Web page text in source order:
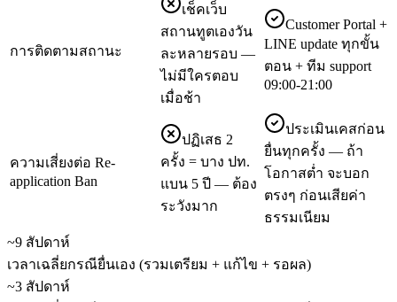
การติดตามสถานะ
เช็คเว็บ
สถานทูตเองวัน
ละหลายรอบ —
ไม่มีใครตอบ
เมื่อช้า
Customer Portal +
LINE update ทุกขั้น
ตอน + ทีม support
09:00-21:00
ความเสี่ยงต่อ Re-
application Ban
ปฏิเสธ 2
ครั้ง = บาง ปท.
แบน 5 ปี — ต้อง
ระวังมาก
ประเมินเคสก่อน
ยื่นทุกครั้ง — ถ้า
โอกาสต่ำ จะบอก
ตรงๆ ก่อนเสียค่า
ธรรมเนียม
~9 สัปดาห์
เวลาเฉลี่ยกรณียื่นเอง (รวมเตรียม + แก้ไข + รอผล)
~3 สัปดาห์